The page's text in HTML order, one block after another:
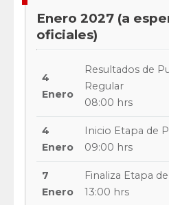
Enero 2027 (a
oficiales)
4
Enero
Resultados de
Regular
08:00 hrs
4
Enero
Inicio Etapa de
09:00 hrs
7
Enero
Finaliza Etapa
13:00 hrs